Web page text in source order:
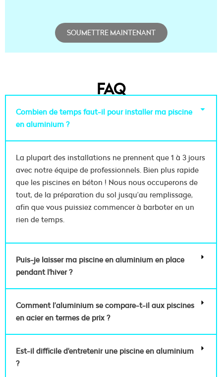
SOUMETTRE MAINTENANT
FAQ
Combien de temps faut-il pour installer ma piscine
en aluminium ?
La plupart des installations ne prennent que 1 à 3 jours
avec notre équipe de professionnels. Bien plus rapide
que les piscines en béton ! Nous nous occuperons de
tout, de la préparation du sol jusqu’au remplissage,
afin que vous puissiez commencer à barboter en un
rien de temps.
Puis-je laisser ma piscine en aluminium en place
pendant l'hiver ?
Comment l’aluminium se compare-t-il aux piscines
en acier en termes de prix ?
Est-il difficile d'entretenir une piscine en aluminium
?